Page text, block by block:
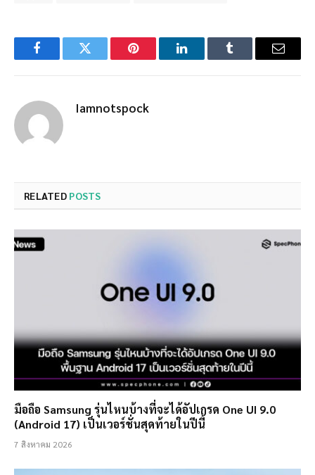
FacebookTwitter Pinterest LinkedInTumblr Email
Iamnotspock
RELATED POSTS
มือถือ Samsung รุ่นไหนบ้างที่จะได้อัปเกรด One UI 9.0
(Android 17) เป็นเวอร์ชั่นสุดท้ายในปีนี้
7 สิงหาคม 2026